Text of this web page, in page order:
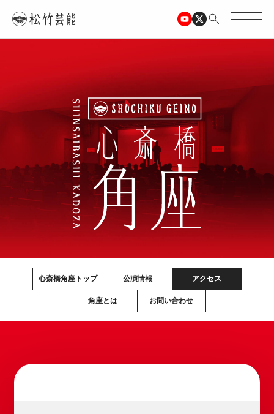
心斎橋角座トップ 公演情報 アクセス
角座とは お問い合わせ